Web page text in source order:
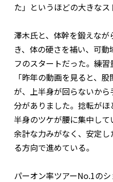
た」というほどの大きなス
澤木氏と、体幹を鍛えな
き、体の硬さを補い、可
フのスタートだった。練習
「昨年の動画を見ると、
が、上半身が回らないか
分がありました。捻転が
半身のツケが腰に集中して
余計な力みがなく、安定
る方向で進めている。
パーオン率ツアーNo.1の